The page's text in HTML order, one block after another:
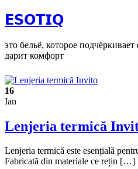
𝗘𝗦𝗢𝗧𝗜𝗤
это бельё, которое
дарит комфорт
16
Ian
Lenjeria termică
Lenjeria termică este esențială
Fabricată din materiale ce rețin […]